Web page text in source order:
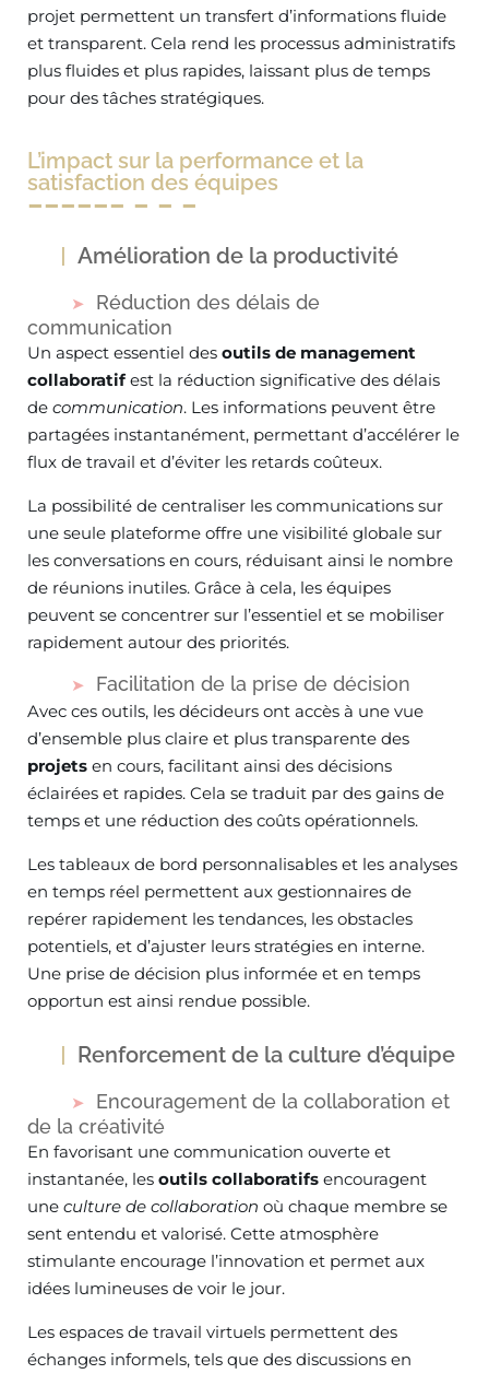
projet permettent un transfert d’informations fluide
et transparent. Cela rend les processus administratifs
plus fluides et plus rapides, laissant plus de temps
pour des tâches stratégiques.
L’impact sur la performance et la
satisfaction des équipes
Amélioration de la productivité
Réduction des délais de
communication
Un aspect essentiel des outils de management
collaboratifest la réduction significative des délais
de communication. Les informations peuvent être
partagées instantanément, permettant d’accélérer le
flux de travail et d’éviter les retards coûteux.
La possibilité de centraliser les communications sur
une seule plateforme offre une visibilité globale sur
les conversations en cours, réduisant ainsi le nombre
de réunions inutiles. Grâce à cela, les équipes
peuvent se concentrer sur l’essentiel et se mobiliser
rapidement autour des priorités.
Facilitation de la prise de décision
Avec ces outils, les décideurs ont accès à une vue
d’ensemble plus claire et plus transparente des
projets en cours, facilitant ainsi des décisions
éclairées et rapides. Cela se traduit par des gains de
temps et une réduction des coûts opérationnels.
Les tableaux de bord personnalisables et les analyses
en temps réel permettent aux gestionnaires de
repérer rapidement les tendances, les obstacles
potentiels, et d’ajuster leurs stratégies en interne.
Une prise de décision plus informée et en temps
opportun est ainsi rendue possible.
Renforcement de la culture d’équipe
Encouragement de la collaboration et
de la créativité
En favorisant une communication ouverte et
instantanée, les outils collaboratifs encouragent
une culture de collaboration où chaque membre se
sent entendu et valorisé. Cette atmosphère
stimulante encourage l’innovation et permet aux
idées lumineuses de voir le jour.
Les espaces de travail virtuels permettent des
échanges informels, tels que des discussions en